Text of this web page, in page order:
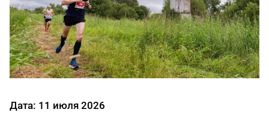
Дата: 11 июля 2026